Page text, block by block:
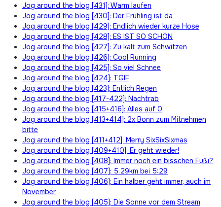
Jog around the blog [431]: Warm laufen
Jog around the blog [430]: Der Frühling ist da
Jog around the blog [429]: Endlich wieder kurze Hose
Jog around the blog [428]: ES IST SO SCHÖN
Jog around the blog [427]: Zu kalt zum Schwitzen
Jog around the blog [426]: Cool Running
Jog around the blog [425]: So viel Schnee
Jog around the blog [424]: TGIF
Jog around the blog [423]: Entlich Regen
Jog around the blog [417-422]: Nachtrab
Jog around the blog [415+416]: Alles auf 0
Jog around the blog [413+414]: 2x Bonn zum Mitnehmen
bitte
Jog around the blog [411+412]: Merry SixSixSixmas
Jog around the blog [409+410]: Er geht wieder!
Jog around the blog [408]: Immer noch ein bisschen Fußi?
Jog around the blog [407]: 5.29km bei 5:29
Jog around the blog [406]: Ein halber geht immer, auch im
November
Jog around the blog [405]: Die Sonne vor dem Stream